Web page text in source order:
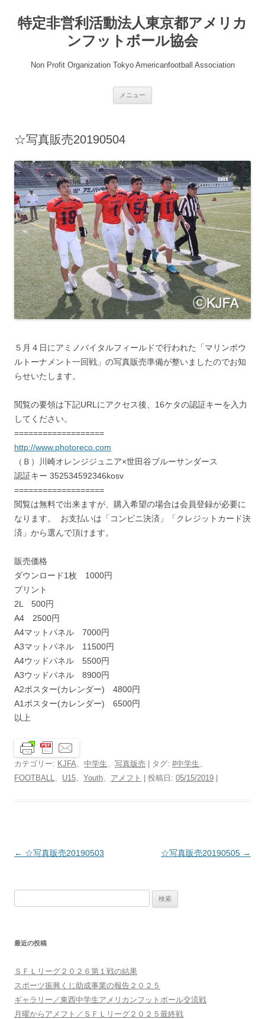
テ
ン
特定非営利活動法人東京都アメリカ
ンフットボール協会
Non Profit Organization Tokyo Americanfootball Association
メニュー
☆写真販売20190504
５月４日にアミノバイタルフィールドで行われた「マリンボウ
ルトーナメント一回戦」の写真販売準備が整いましたのでお知
らせいたします。
閲覧の要領は下記URLにアクセス後、16ケタの認証キーを入力
してください。
===================
http://www.photoreco.com
（Ｂ）川崎オレンジジュニア×世田谷ブルーサンダース
認証キー 352534592346kosv
===================
閲覧は無料で出来ますが、購入希望の場合は会員登録が必要に
なります。 お支払いは「コンビニ決済」「クレジットカード決
済」から選んで頂けます。
販売価格
ダウンロード1枚 1000円
プリント
2L 500円
A4 2500円
A4マットパネル 7000円
A3マットパネル 11500円
A4ウッドパネル 5500円
A3ウッドパネル 8900円
A2ポスター(カレンダー) 4800円
A1ポスター(カレンダー) 6500円
以上
カテゴリー: KJFA 中学生 写真版売 | タグ: #中学生
FOOTBALL
U15 Youth アメフト | 投稿日: 05/15/2019 |
投
ョ
ン
← ☆写真販売20190503 ☆写真販売20190505 →
索:
最近の投稿
ＳＦＬリーグ２０２６第１戦の結果
スポーツ振興くじ助成事業の報告２０２５
ギャラリー／東西中学生アメリカンフットボール交流戦
月曜からアメフト／ＳＦＬリーグ２０２５最終戦